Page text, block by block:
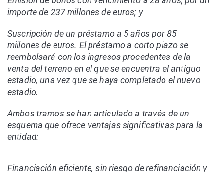
importe de 237 millones de euros; y
Suscripción de un préstamo a 5 años por 85
millones de euros. El préstamo a corto plazo se
reembolsará con los ingresos procedentes de la
venta del terreno en el que se encuentra el antiguo
estadio, una vez que se haya completado el nuevo
estadio.
Ambos tramos se han articulado a través de un
esquema que ofrece ventajas significativas para la
entidad:
Financiación eficiente, sin riesgo de refinanciación y